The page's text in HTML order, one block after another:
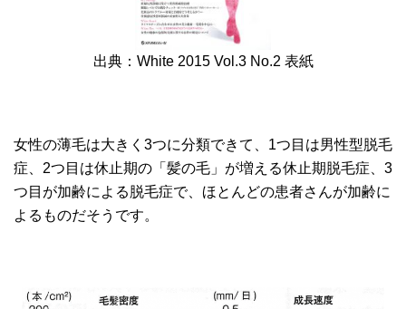
出典：White 2015 Vol.3 No.2 表紙
女性の薄毛は大きく3つに分類できて、1つ目は男性型脱毛
症、2つ目は休止期の「髪の毛」が増える休止期脱毛症、3
つ目が加齢による脱毛症で、ほとんどの患者さんが加齢に
よるものだそうです。